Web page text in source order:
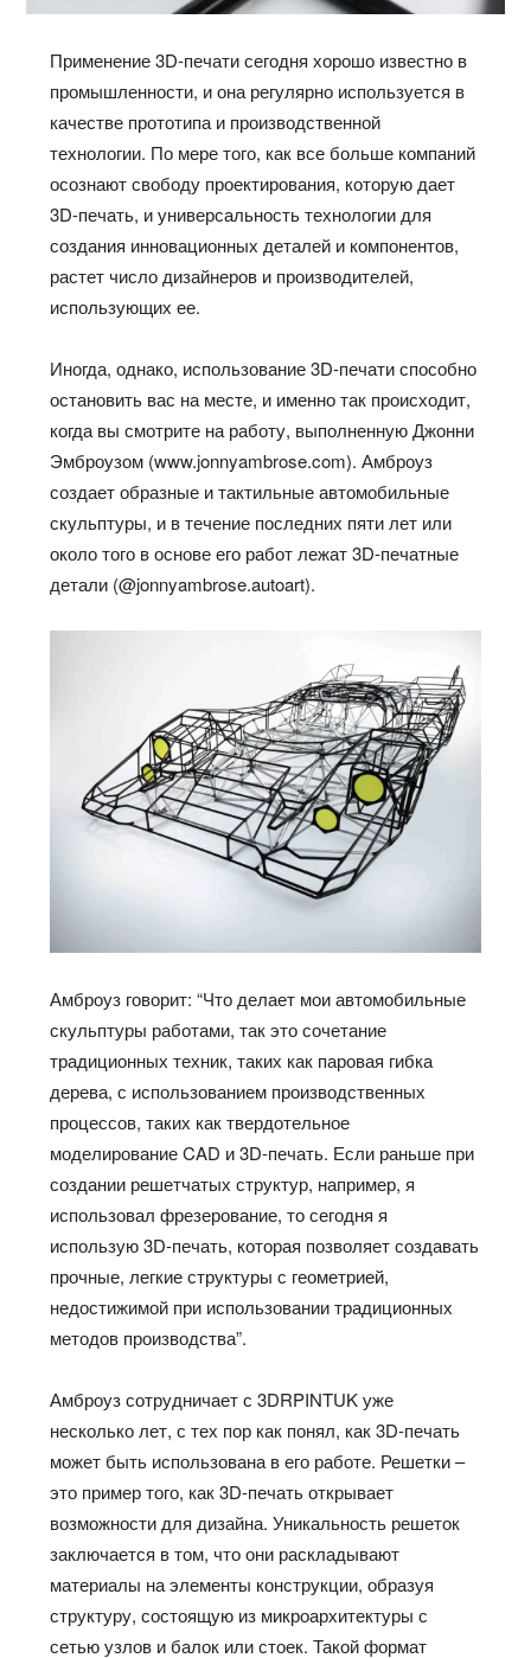
Применение 3D-печати сегодня хорошо известно в
промышленности, и она регулярно используется в
качестве прототипа и производственной
технологии. По мере того, как все больше компаний
осознают свободу проектирования, которую дает
3D-печать, и универсальность технологии для
создания инновационных деталей и компонентов,
растет число дизайнеров и производителей,
использующих ее.
Иногда, однако, использование 3D-печати способно
остановить вас на месте, и именно так происходит,
когда вы смотрите на работу, выполненную Джонни
Эмброузом (www.jonnyambrose.com). Амброуз
создает образные и тактильные автомобильные
скульптуры, и в течение последних пяти лет или
около того в основе его работ лежат 3D-печатные
детали (@jonnyambrose.autoart).
Амброуз говорит: “Что делает мои автомобильные
скульптуры работами, так это сочетание
традиционных техник, таких как паровая гибка
дерева, с использованием производственных
процессов, таких как твердотельное
моделирование CAD и 3D-печать. Если раньше при
создании решетчатых структур, например, я
использовал фрезерование, то сегодня я
использую 3D-печать, которая позволяет создавать
прочные, легкие структуры с геометрией,
недостижимой при использовании традиционных
методов производства”.
Амброуз сотрудничает с 3DRPINTUK уже
несколько лет, с тех пор как понял, как 3D-печать
может быть использована в его работе. Решетки –
это пример того, как 3D-печать открывает
возможности для дизайна. Уникальность решеток
заключается в том, что они раскладывают
материалы на элементы конструкции, образуя
структуру, состоящую из микроархитектуры с
сетью узлов и балок или стоек. Такой формат